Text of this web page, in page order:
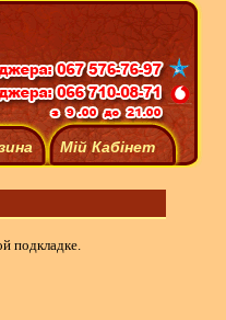
Мій Кабінет
подкладке.